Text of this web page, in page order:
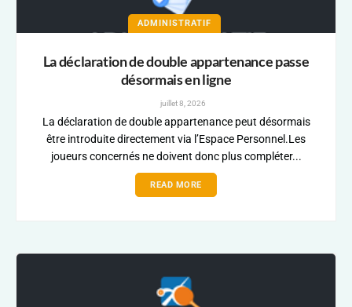
ADMINISTRATIF
La déclaration de double appartenance passe
désormais en ligne
juillet 8, 2026
La déclaration de double appartenance peut désormais
être introduite directement via l’Espace Personnel.Les
joueurs concernés ne doivent donc plus compléter...
READ MORE